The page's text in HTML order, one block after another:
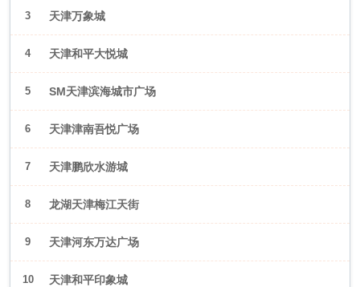
3 天津万象城
4 天津和平大悦城
5 SM天津滨海城市广场
6 天津津南吾悦广场
7 天津鹏欣水游城
8 龙湖天津梅江天街
9 天津河东万达广场
10 天津和平印象城